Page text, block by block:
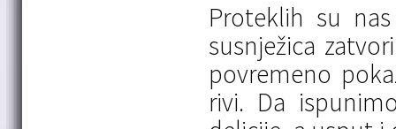
Proteklih su
susnježica
povremeno
rivi. Da